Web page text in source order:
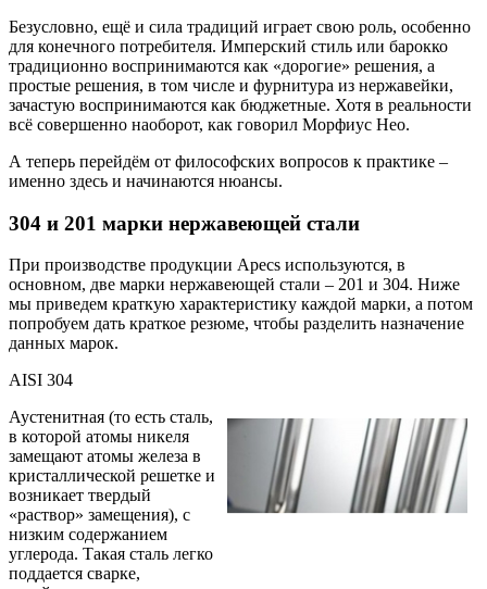
Безусловно, ещё и сила традиций играет свою роль, особенно
для конечного потребителя. Имперский стиль или барокко
традиционно воспринимаются как «дорогие» решения, а
простые решения, в том числе и фурнитура из нержавейки,
зачастую воспринимаются как бюджетные. Хотя в реальности
всё совершенно наоборот, как говорил Морфиус Нео.
А теперь перейдём от философских вопросов к практике –
именно здесь и начинаются нюансы.
304 и 201 марки нержавеющей стали
При производстве продукции Apecs используются, в
основном, две марки нержавеющей стали – 201 и 304. Ниже
мы приведем краткую характеристику каждой марки, а потом
попробуем дать краткое резюме, чтобы разделить назначение
данных марок.
AISI 304
Аустенитная (то есть сталь,
в которой атомы никеля
замещают атомы железа в
кристаллической решетке и
возникает твердый
«раствор» замещения), с
низким содержанием
углерода. Такая сталь легко
поддается сварке,